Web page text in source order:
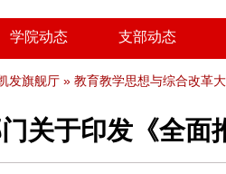
学院动态 支部动态
发旗舰厅 » 教育教学思想与综合改革
关于印发《全面